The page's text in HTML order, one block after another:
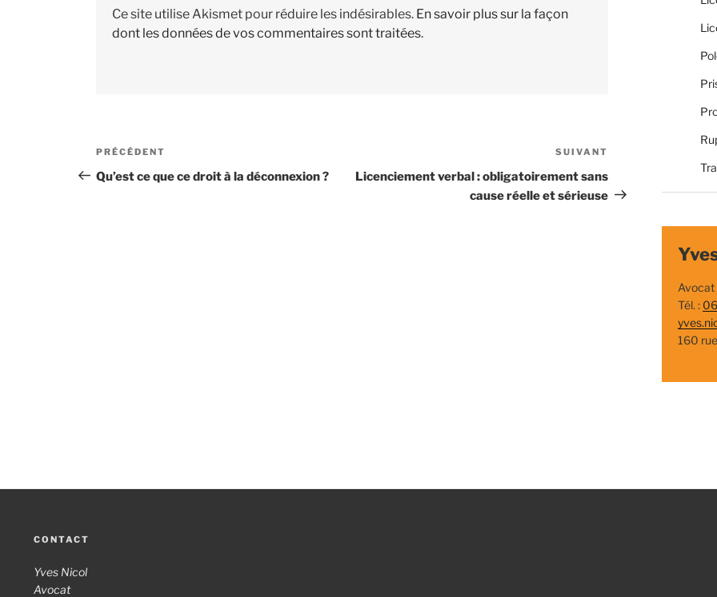
Ce site utilise Akismet pour réduire les indésirables. En savoir plus sur la façon
dont les données de vos commentaires sont traitées.
Navigation
de
Article
précédent
PRÉCÉDENT
Qu’est ce que ce droit à la déconnexion ?
SUIVANT
Licenciement verbal : obligatoirement sans
cause réelle et sérieuse
Avocat
Tél. :
160
CONTACT
Yves Nicol
Avocat